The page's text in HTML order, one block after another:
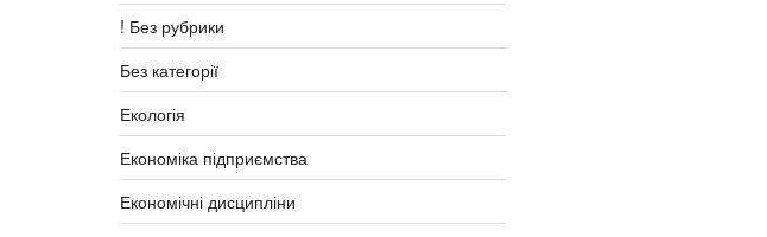
! Без рубрики
Без категорії
Екологія
Економіка підприємства
Економічні дисципліни